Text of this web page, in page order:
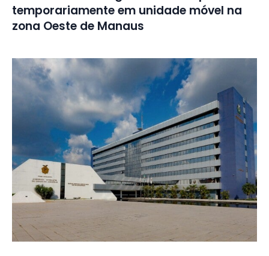
temporariamente em unidade móvel na
zona Oeste de Manaus